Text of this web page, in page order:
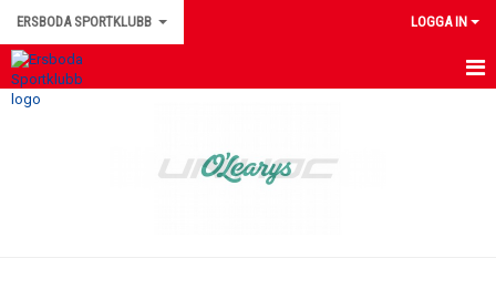
ERSBODA SPORTKLUBB LOGGA IN
HEM